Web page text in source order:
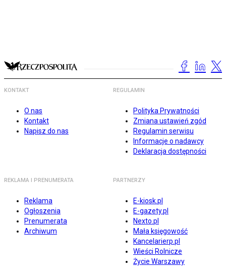
KONTAKT
O nas
Kontakt
Napisz do nas
REGULAMIN
Polityka Prywatności
Zmiana ustawień zgód
Regulamin serwisu
Informacje o nadawcy
Deklaracja dostępności
REKLAMA I PRENUMERATA
Reklama
Ogłoszenia
Prenumerata
Archiwum
PARTNERZY
E-kiosk.pl
E-gazety.pl
Nexto.pl
Mała księgowość
Kancelarierp.pl
Wieści Rolnicze
Życie Warszawy